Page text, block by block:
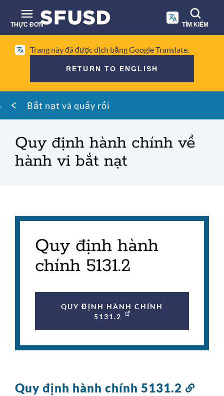
chính
THỰC ĐƠN TÌM KIẾM
Tìm
kiếm
trang
web
Trang này đã được dịch bằng Google Translate.
RETURN TO ENGLISH
Vụn
bánh
Bắt nạt và quấy rối
Quy định hành chính về
hành vi bắt nạt
Quy định hành
chính 5131.2
QUY ĐỊNH HÀNH CHÍNH
5131.2
Quy định hành chính 5131.2